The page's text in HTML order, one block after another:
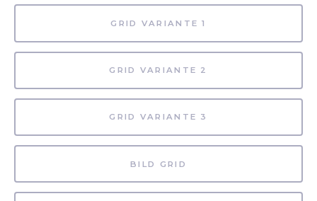
GRID VARIANTE 1
GRID VARIANTE 2
GRID VARIANTE 3
BILD GRID